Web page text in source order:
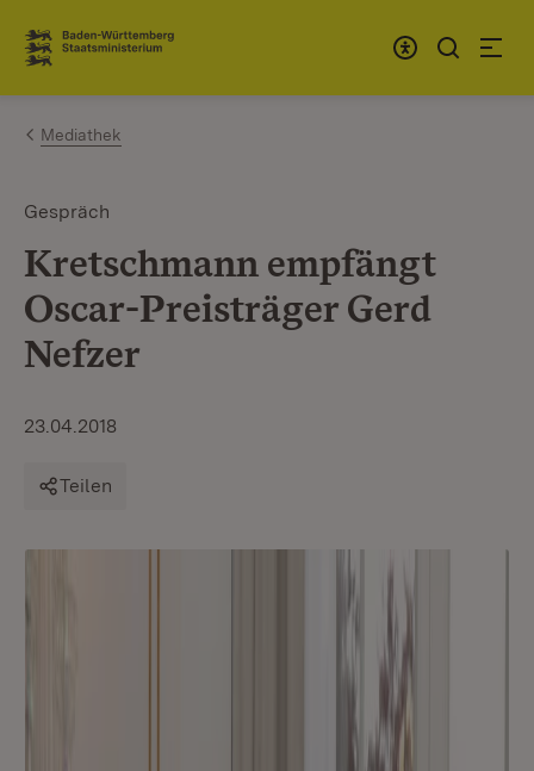
Zum Inhalt springen
Link zur Startseite
Mediathek
Gespräch
Kretschmann empfängt
Oscar-Preisträger Gerd
Nefzer
23.04.2018
Teilen